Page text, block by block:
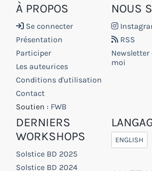
À PROPOS
Se connecter
Présentation
Participer
Les auteurices
Conditions d'utilisation
Contact
Soutien : FWB
NOUS
RSS
Newsletter
moi
DERNIERS
WORKSHOPS
Solstice BD 2025
Solstice BD 2024
ENGLISH